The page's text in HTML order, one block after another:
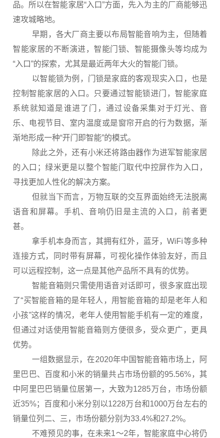
品。所以在智能家居“入口”方面，先入为主的厂商能够迅
速攻城略地。
早期，各大厂商主要以布局智能音响为主，但随着
智能家居的不断演进，智能门锁、智能摄像头等均成为
“入口”的探索，尤其是最近两年大火的智能门锁。
以智能锁为例，门锁是家庭的客观现实入口，也是
控制智能家居的入口。只要通过智能锁进门，智能家庭
系统就知道是谁进了门，通过设备采集对于灯光、音
乐、电视节目、室内温度或是窗帘开启的行为数据，渐
渐地形成一种“开门即智能”的模式。
除此之外，还有小米还将路由器作为进军智能家居
的入口；绿米更是以整个智能门取代中控屏作为入口，
寻找更加人性化的解决方案。
但就当下而言，万物互联的交互界面始终无法脱离
语音和屏幕。手机、音响仍旧是主流的入口，前者更
甚。
拿手机本身而言，其拥有红外，蓝牙，WiFi等多种
连接方式，同时带有屏幕，可视化操作体验友好，而且
可以远程控制，这一点是其他产品所不具有的优势。
智能音箱则只需使用语音对话即可，很多家庭出现
了“买智能音箱的是年轻人，用智能音箱的却是老年人和
小孩”这样的情况，老年人使用智能手机有一定的难度，
但通过对话使用智能音箱则方便很多，受众更广，更具
优势。
一组数据显示，在2020年中国智能音箱市场上，阿
里巴巴、百度和小米的销量共占市场份额的95.56%，其
中阿里巴巴销量位居第一，大致为1285万台，市场份额
近35%；百度和小米分别以1228万台和1000万台左右的
销量位列二、三，市场份额分别为33.4%和27.2%。
不难预见的事，在未来1～2年，智能家庭中心将仍